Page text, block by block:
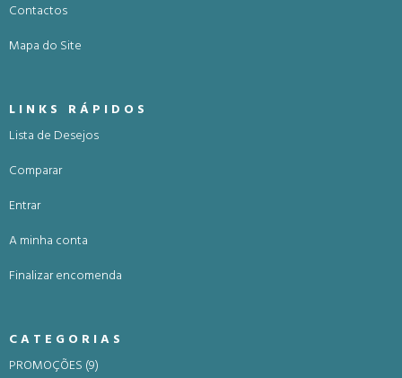
Contactos
Mapa do Site
LINKS RÁPIDOS
Lista de Desejos
Comparar
Entrar
A minha conta
Finalizar encomenda
CATEGORIAS
PROMOÇÕES (9)